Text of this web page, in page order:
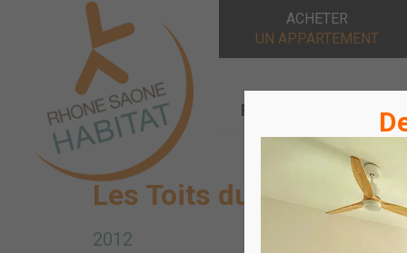
ACHETER
UN APPARTEMENT
Rhône Saône Habitat
Les Toits du Moulin
2012